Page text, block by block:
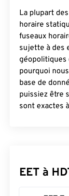
La plupart
horaire
fuseaux
sujette à des
géopolitiques
pourquoi
base de
puissiez être
sont exactes
EET à